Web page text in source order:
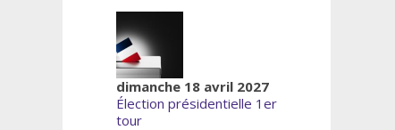
dimanche 18 avril 2027
Élection présidentielle 1er
tour